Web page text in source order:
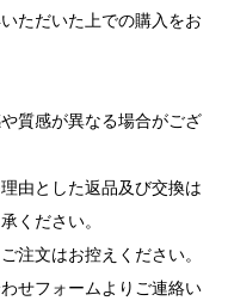
ただいた上での購入をお
質感が異なる場合がござ
由とした返品及び交換は
ください。
注文はお控えください。
せフォームよりご連絡い